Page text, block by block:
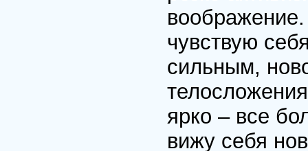
чувствую
сильным,
ярко – все
вижу себя